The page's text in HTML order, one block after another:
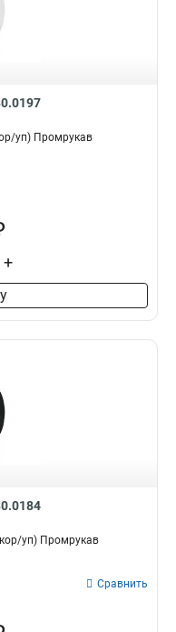
уп) Промрукав
+
уп) Промрукав
Сравнить